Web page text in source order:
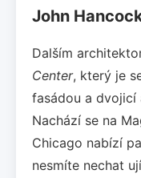
John
Dalším
Center, který je
fasádou a dvojicí
Nachází se na
Chicago nabízí
nesmíte nechat